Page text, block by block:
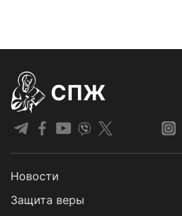
СПЖ
Новости
Защита веры